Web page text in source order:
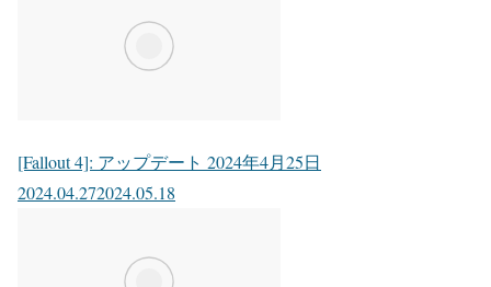
[Fallout 4]: アップデート 2024年4月25日
2024.04.272024.05.18